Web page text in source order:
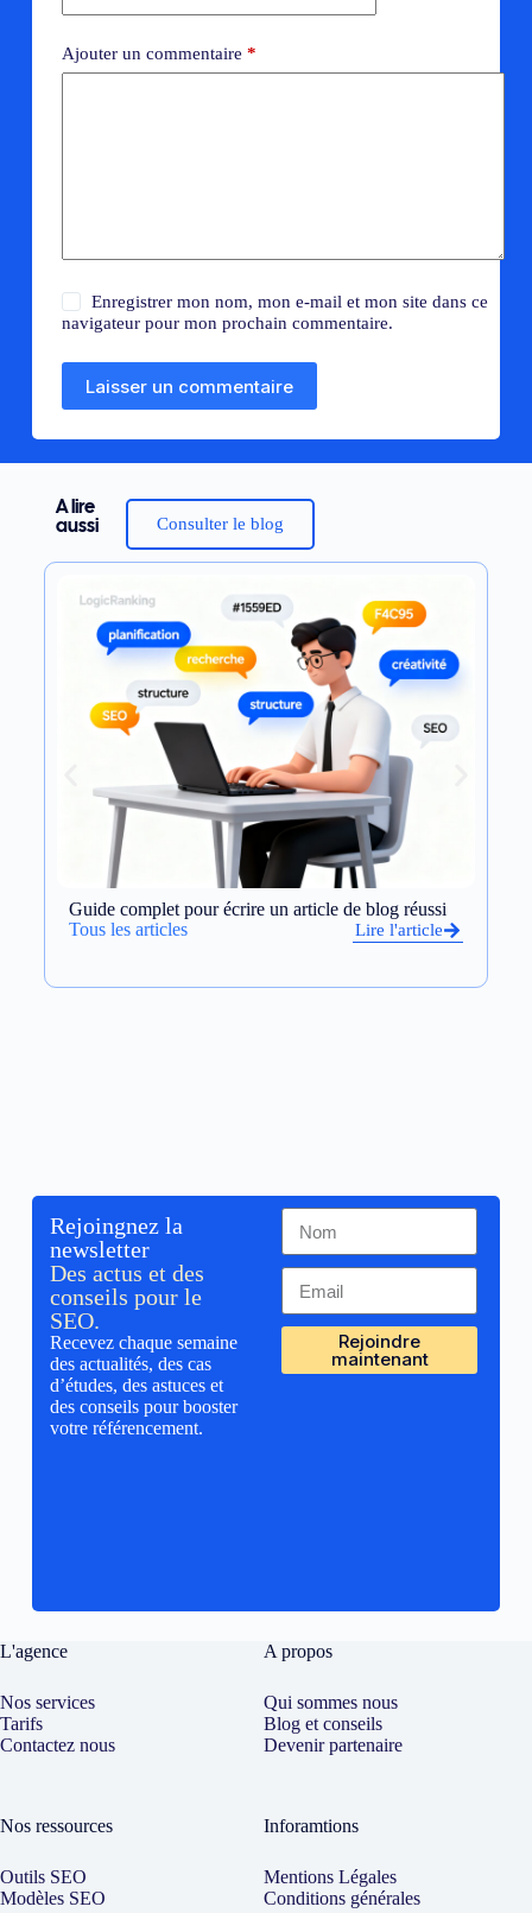
Ajouter un commentaire *
Enregistrer mon nom, mon e-mail et mon site dans ce
navigateur pour mon prochain commentaire.
Laisser un commentaire
A lire
aussi
Consulter le blog
Guide complet pour écrire un article de blog réussi
Tous les articles
Lire l'article
Rejoingnez la
newsletter
Des actus et des
conseils pour le
SEO.
Recevez chaque semaine
des actualités, des cas
d’études, des astuces et
des conseils pour booster
votre référencement.
Rejoindre
maintenant
L'agence
Nos services
Tarifs
Contactez nous
A propos
Qui sommes nous
Blog et conseils
Devenir partenaire
Nos ressources
Outils SEO
Modèles SEO
Inforamtions
Mentions Légales
Conditions générales